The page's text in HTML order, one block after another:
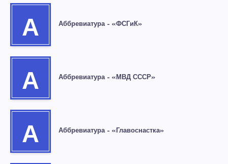
А Аббревиатура – «ФСГиК»
А Аббревиатура – «МВД СССР»
А Аббревиатура – «Главоснастка»